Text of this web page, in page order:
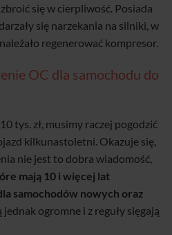
się w cierpliwość. Posiada
się narzekania na silniki, w
regenerować kompresor.
OC dla samochodu do
tys. zł, musimy raczej pogodzić
kilkunastoletni. Okazuje się,
nie jest to dobra wiadomość,
mają 10 i więcej lat
samochodów nowych oraz
jednak ogromne i z reguły sięgają